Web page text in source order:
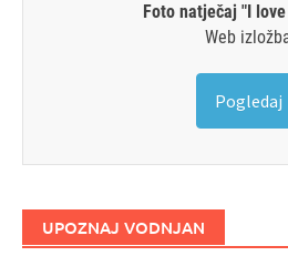
Foto natječaj "I
Web
Pogledaj
UPOZNAJ VODNJAN